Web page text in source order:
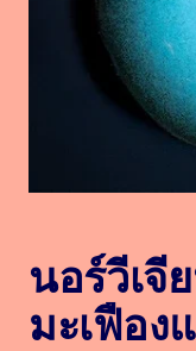
นอร์วีเจี
มะเฟือง